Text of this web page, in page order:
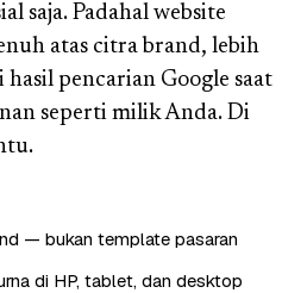
saja. Padahal website
atas citra brand, lebih
pencarian Google saat
seperti milik Anda. Di
— bukan template pasaran
di HP, tablet, dan desktop